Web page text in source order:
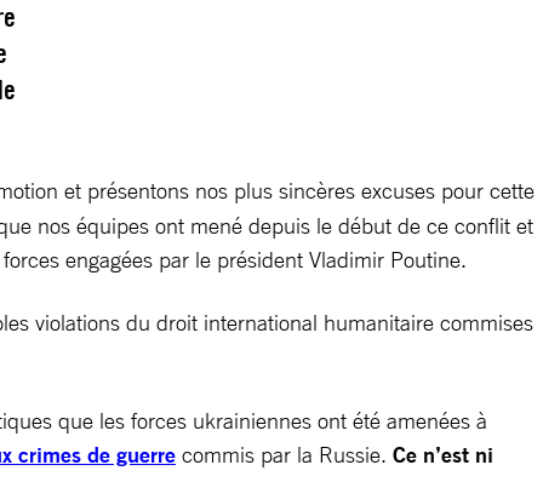
et présentons nos plus sincères excuses pour cette
nos équipes ont mené depuis le début de ce conflit et
engagées par le président Vladimir Poutine.
violations du droit international humanitaire commises
que les forces ukrainiennes ont été amenées à
crimes de guerre commis par la Russie. Ce n’est ni